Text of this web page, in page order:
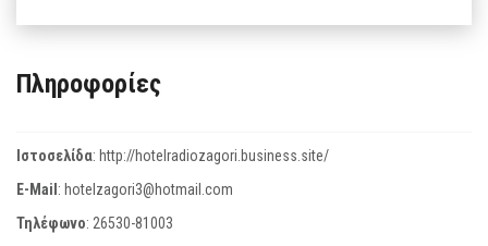
Πληροφορίες
Ιστοσελίδα: http://hotelradiozagori.business.site/
E-Mail: hotelzagori3@hotmail.com
Τηλέφωνο: 26530-81003